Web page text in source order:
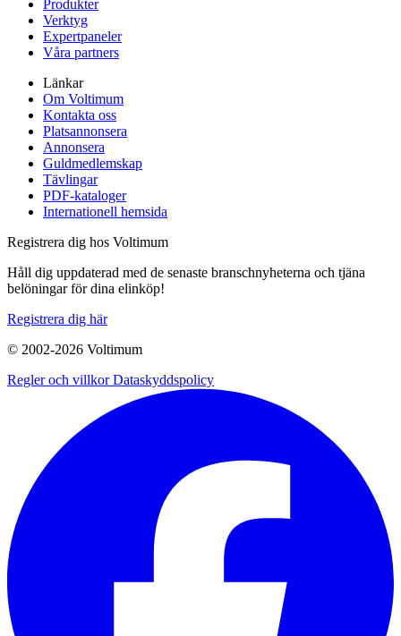
Produkter
Verktyg
Expertpaneler
Våra partners
Länkar
Om Voltimum
Kontakta oss
Platsannonsera
Annonsera
Guldmedlemskap
Tävlingar
PDF-kataloger
Internationell hemsida
Registrera dig hos Voltimum
Håll dig uppdaterad med de senaste branschnyheterna och tjäna
belöningar för dina elinköp!
Registrera dig här
© 2002-2026 Voltimum
Regler och villkorDataskyddspolicy